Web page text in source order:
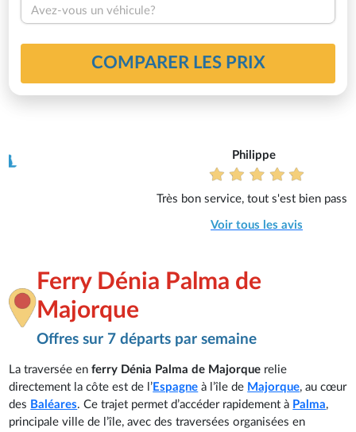
Avez-vous un véhicule?
COMPARER LES PRIX
Très bon service, tout s'est bien passé.
Voir tous les avis
Ferry Dénia Palma de
Majorque
Offres sur 7 départs par semaine
La traversée enferry Dénia Palma de Majorque relie
directement la côte est de l’Espagne à l’île de Majorque, au cœur
des Baléares. Ce trajet permet d’accéder rapidement à Palma,
principale ville de l’île, avec des traversées organisées en